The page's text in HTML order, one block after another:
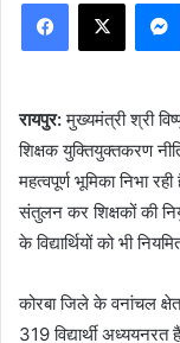
रायपुर:मुख्यमंत्री श्री
शिक्षक युक्तियुक्तकरण
महत्वपूर्ण भूमिका निभा
संतुलन कर शिक्षकों की
के विद्यार्थियों को भी
कोरबा जिले के वनांचल
319 विद्यार्थी